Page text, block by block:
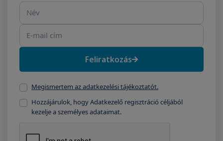
Feliratkozás
Megismertem az adatkezelési tájékoztatót.
Hozzájárulok, hogy Adatkezelő regisztráció céljából
kezelje a személyes adataimat.